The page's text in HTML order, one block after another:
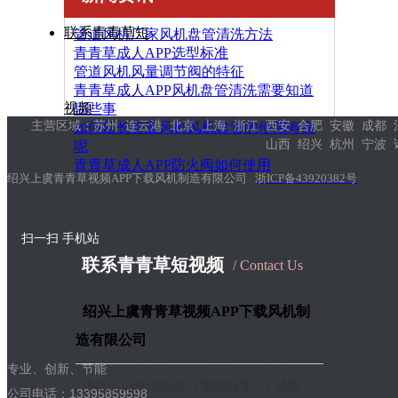
联系青青草短
视频
管道风机厂家风机盘管清洗方法
青青草成人APP选型标准
管道风机风量调节阀的特征
青青草成人APP风机盘管清洗需要知道
哪些事
如何延长管道风机风机盘管的使用寿命
呢
青青草成人APP防火阀如何使用
联系青青草短视频 / Contact Us
绍兴上虞青青草视频APP下载风机制
造有限公司
——————————————————
手机：13395859598（微信同号）丁经理
主营区域：苏州 连云港 北京 上海 浙江 西安 合肥 安徽 成
山西 绍兴 杭州 宁波
绍兴上虞青青草视频APP下载风机制造有限公司 浙ICP备43920382号
扫一扫 手机站
专业、创新、节能
公司电话：13395859598